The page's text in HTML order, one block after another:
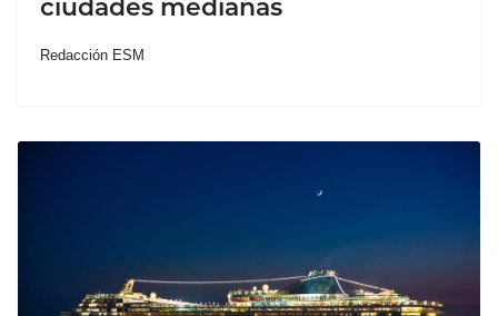
ciudades medianas
Redacción ESM